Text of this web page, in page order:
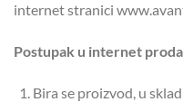
internet stranici
Postupak u internet
Bira se proizvod, u